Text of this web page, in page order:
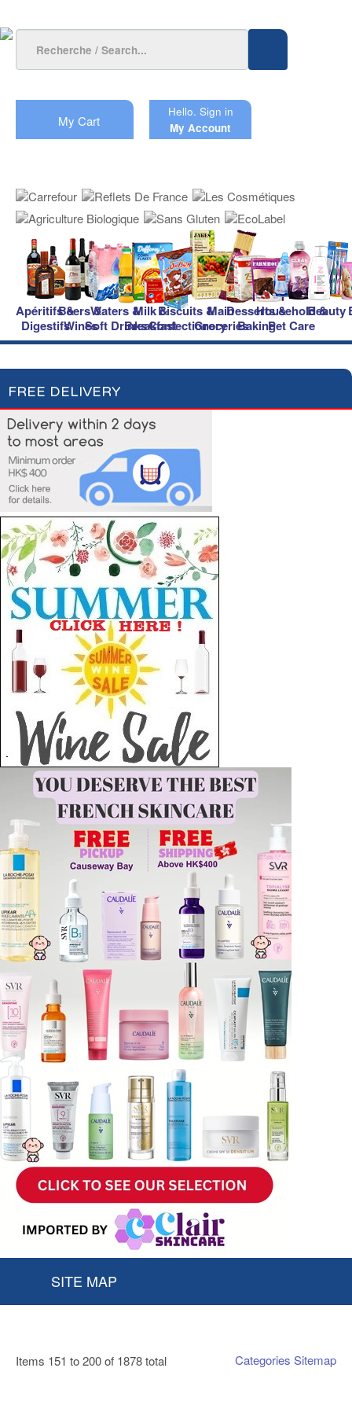
My Cart
Hello. Sign in
My Account
Apéritifs &
Digestifs
Beers &
Wines
Waters &
Soft Drinks
Milk &
Breakfast
Biscuits &
Confectionery
Main
Groceries
Desserts &
Baking
Household &
Pet Care
Beauty
FREE DELIVERY
SITE MAP
Categories Sitemap
Items 151 to 200 of 1878 total